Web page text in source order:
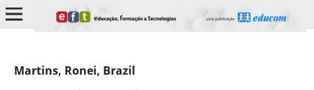
Martins, Ronei, Brazil